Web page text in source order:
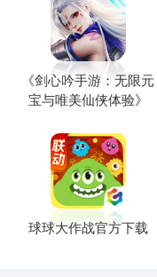
《剑心吟手游：无限元
宝与唯美仙侠体验》
球球大作战官方下载